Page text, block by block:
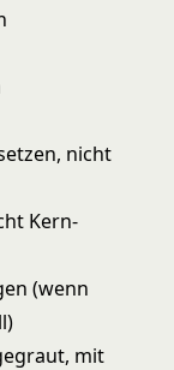
nicht
Kern-
(wenn
mit